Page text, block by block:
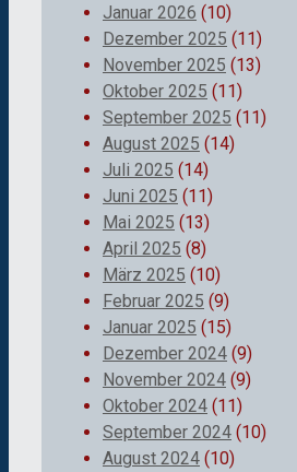
Januar 2026 (10)
Dezember 2025 (11)
November 2025 (13)
Oktober 2025 (11)
September 2025 (11)
August 2025 (14)
Juli 2025 (14)
Juni 2025 (11)
Mai 2025 (13)
April 2025 (8)
März 2025 (10)
Februar 2025 (9)
Januar 2025 (15)
Dezember 2024 (9)
November 2024 (9)
Oktober 2024 (11)
September 2024 (10)
August 2024 (10)